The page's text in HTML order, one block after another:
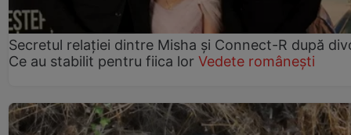
Secretul relației dintre Misha și Connect-R după
Ce au stabilit pentru fiica lor Vedete românești